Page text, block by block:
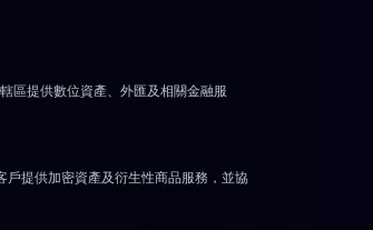
提供數位資產、外匯及相關金融服
提供加密資產及衍生性商品服務，並協